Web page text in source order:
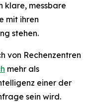
klare, messbare
mit ihren
stehen.
von Rechenzentren
mehr als
einer der
sein wird.